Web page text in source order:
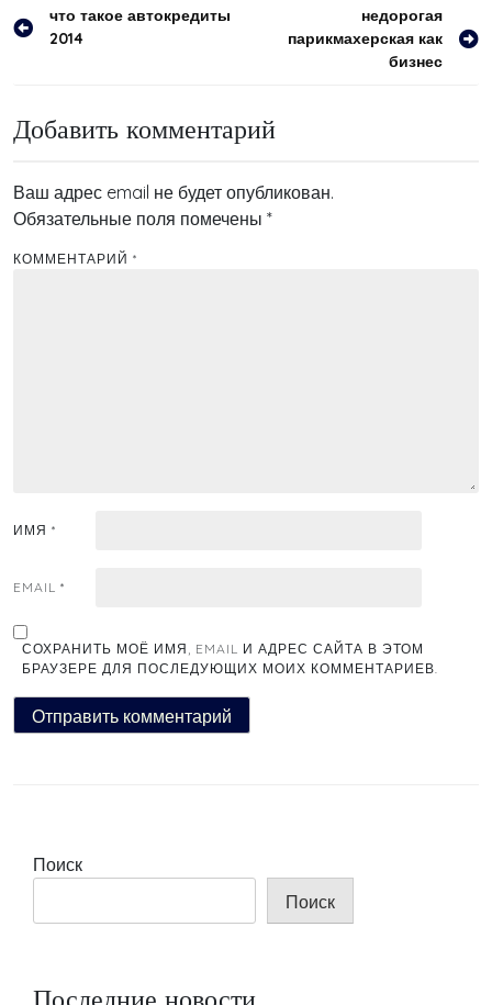
Навигация
что такое автокредиты
2014
недорогая
парикмахерская как
бизнес
Добавить комментарий
Ваш адрес email не будет опубликован.
Обязательные поля помечены *
КОММЕНТАРИЙ *
ИМЯ *
EMAIL *
СОХРАНИТЬ МОЁ ИМЯ, EMAIL И АДРЕС САЙТА В ЭТОМ
БРАУЗЕРЕ ДЛЯ ПОСЛЕДУЮЩИХ МОИХ КОММЕНТАРИЕВ.
Поиск
Поиск
Последние новости